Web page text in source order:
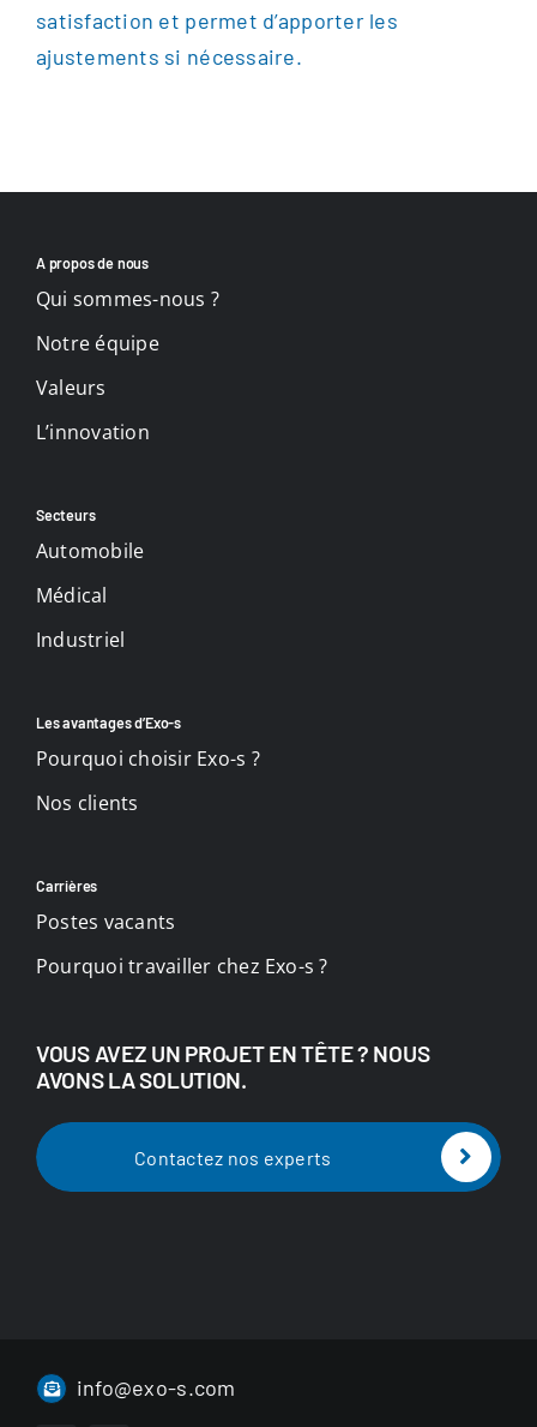
satisfaction et permet d’apporter les
ajustements si nécessaire.
A propos de nous
Qui sommes-nous ?
Notre équipe
Valeurs
L’innovation
Secteurs
Automobile
Médical
Industriel
Les avantages d’Exo-s
Pourquoi choisir Exo-s ?
Nos clients
Carrières
Postes vacants
Pourquoi travailler chez Exo-s ?
VOUS AVEZ UN PROJET EN TÊTE ? NOUS
AVONS LA SOLUTION.
Contactez nos experts
info@exo-s.com